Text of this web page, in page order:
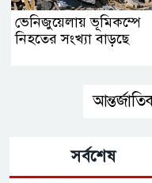
ভেনিজুয়েলায় ভূমিকম্পে
নিহতের সংখ্যা বাড়ছে
সর্বশেষ